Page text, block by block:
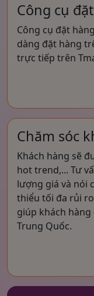
Công cụ
Công cụ đặt
dàng đặt hàng
trực tiếp trên
Chăm sóc
Khách hàng sẽ
hot trend,... Tư
lượng giá và nói
thiểu tối đa rủi
giúp khách
Trung Quốc.